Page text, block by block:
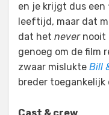
en je krijgt dus
leeftijd, maar dat
dat het nevernooit
genoeg om de film
zwaar mislukte Bill
breder toegankelijk